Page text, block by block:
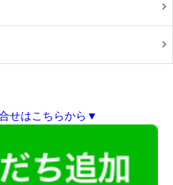
せはこちらから▼